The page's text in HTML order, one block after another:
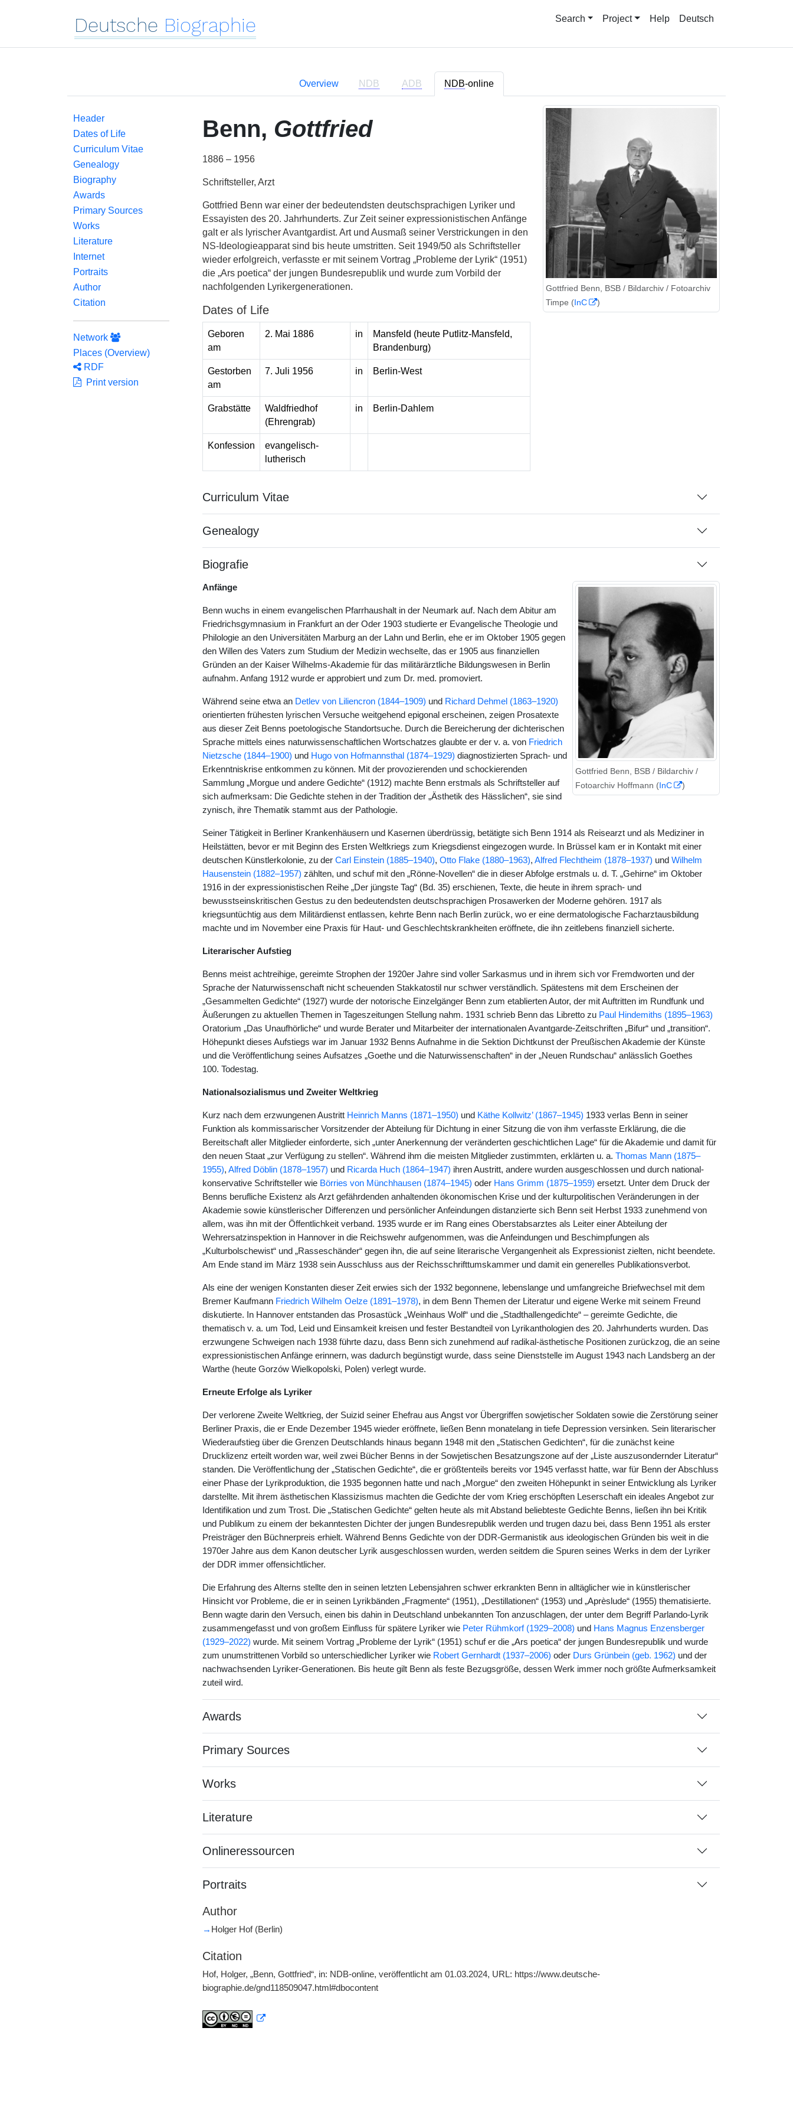
Deutsche Biographie Search Project Help Deutsch
Overview NDB ADB NDB-online
Header
Dates of Life
Curriculum Vitae
Genealogy
Biography
Awards
Primary Sources
Works
Literature
Internet
Portraits
Author
Citation
Network
Places (Overview)
RDF
Print version
Benn, Gottfried
1886 – 1956
Schriftsteller, Arzt
Gottfried Benn war einer der bedeutendsten deutschsprachigen Lyriker und
Essayisten des 20. Jahrhunderts. Zur Zeit seiner expressionistischen Anfänge
galt er als lyrischer Avantgardist. Art und Ausmaß seiner Verstrickungen in den
NS-Ideologieapparat sind bis heute umstritten. Seit 1949/50 als Schriftsteller
wieder erfolgreich, verfasste er mit seinem Vortrag „Probleme der Lyrik“ (1951)
die „Ars poetica“ der jungen Bundesrepublik und wurde zum Vorbild der
nachfolgenden Lyrikergenerationen.
Dates of Life
Geboren
am
2. Mai 1886 in
Mansfeld (heute Putlitz-Mansfeld,
Brandenburg)
Gestorben
am
7. Juli 1956 in Berlin-West
Grabstätte
Waldfriedhof
(Ehrengrab)
in Berlin-Dahlem
Konfession
evangelisch-
lutherisch
Gottfried Benn, BSB / Bildarchiv / Fotoarchiv
Timpe (InC )
Curriculum Vitae
Genealogy
Biografie
Gottfried Benn, BSB / Bildarchiv /
Fotoarchiv Hoffmann (InC )
Anfänge
Benn wuchs in einem evangelischen Pfarrhaushalt in der Neumark auf. Nach dem Abitur am
Friedrichsgymnasium in Frankfurt an der Oder 1903 studierte er Evangelische Theologie und
Philologie an den Universitäten Marburg an der Lahn und Berlin, ehe er im Oktober 1905 gegen
den Willen des Vaters zum Studium der Medizin wechselte, das er 1905 aus finanziellen
Gründen an der Kaiser Wilhelms-Akademie für das militärärztliche Bildungswesen in Berlin
aufnahm. Anfang 1912 wurde er approbiert und zum Dr. med. promoviert.
Während seine etwa an Detlev von Liliencron (1844–1909) und Richard Dehmel (1863–1920)
orientierten frühesten lyrischen Versuche weitgehend epigonal erscheinen, zeigen Prosatexte
aus dieser Zeit Benns poetologische Standortsuche. Durch die Bereicherung der dichterischen
Sprache mittels eines naturwissenschaftlichen Wortschatzes glaubte er der v. a. von Friedrich
Nietzsche (1844–1900) und Hugo von Hofmannsthal (1874–1929) diagnostizierten Sprach- und
Erkenntniskrise entkommen zu können. Mit der provozierenden und schockierenden
Sammlung „Morgue und andere Gedichte“ (1912) machte Benn erstmals als Schriftsteller auf
sich aufmerksam: Die Gedichte stehen in der Tradition der „Ästhetik des Hässlichen“, sie sind
zynisch, ihre Thematik stammt aus der Pathologie.
Seiner Tätigkeit in Berliner Krankenhäusern und Kasernen überdrüssig, betätigte sich Benn 1914 als Reisearzt und als Mediziner in
Heilstätten, bevor er mit Beginn des Ersten Weltkriegs zum Kriegsdienst eingezogen wurde. In Brüssel kam er in Kontakt mit einer
deutschen Künstlerkolonie, zu der Carl Einstein (1885–1940), Otto Flake (1880–1963), Alfred Flechtheim (1878–1937) und Wilhelm
Hausenstein (1882–1957) zählten, und schuf mit den „Rönne-Novellen“ die in dieser Abfolge erstmals u. d. T. „Gehirne“ im Oktober
1916 in der expressionistischen Reihe „Der jüngste Tag“ (Bd. 35) erschienen, Texte, die heute in ihrem sprach- und
bewusstseinskritischen Gestus zu den bedeutendsten deutschsprachigen Prosawerken der Moderne gehören. 1917 als
kriegsuntüchtig aus dem Militärdienst entlassen, kehrte Benn nach Berlin zurück, wo er eine dermatologische Facharztausbildung
machte und im November eine Praxis für Haut- und Geschlechtskrankheiten eröffnete, die ihn zeitlebens finanziell sicherte.
Literarischer Aufstieg
Benns meist achtreihige, gereimte Strophen der 1920er Jahre sind voller Sarkasmus und in ihrem sich vor Fremdworten und der
Sprache der Naturwissenschaft nicht scheuenden Stakkatostil nur schwer verständlich. Spätestens mit dem Erscheinen der
„Gesammelten Gedichte“ (1927) wurde der notorische Einzelgänger Benn zum etablierten Autor, der mit Auftritten im Rundfunk und
Äußerungen zu aktuellen Themen in Tageszeitungen Stellung nahm. 1931 schrieb Benn das Libretto zu Paul Hindemiths (1895–1963)
Oratorium „Das Unaufhörliche“ und wurde Berater und Mitarbeiter der internationalen Avantgarde-Zeitschriften „Bifur“ und „transition“.
Höhepunkt dieses Aufstiegs war im Januar 1932 Benns Aufnahme in die Sektion Dichtkunst der Preußischen Akademie der Künste
und die Veröffentlichung seines Aufsatzes „Goethe und die Naturwissenschaften“ in der „Neuen Rundschau“ anlässlich Goethes
100. Todestag.
Nationalsozialismus und Zweiter Weltkrieg
Kurz nach dem erzwungenen Austritt Heinrich Manns (1871–1950) und Käthe Kollwitz’ (1867–1945) 1933 verlas Benn in seiner
Funktion als kommissarischer Vorsitzender der Abteilung für Dichtung in einer Sitzung die von ihm verfasste Erklärung, die die
Bereitschaft aller Mitglieder einforderte, sich „unter Anerkennung der veränderten geschichtlichen Lage“ für die Akademie und damit für
den neuen Staat „zur Verfügung zu stellen“. Während ihm die meisten Mitglieder zustimmten, erklärten u. a. Thomas Mann (1875–
1955), Alfred Döblin (1878–1957) und Ricarda Huch (1864–1947) ihren Austritt, andere wurden ausgeschlossen und durch national-
konservative Schriftsteller wie Börries von Münchhausen (1874–1945) oder Hans Grimm (1875–1959) ersetzt. Unter dem Druck der
Benns berufliche Existenz als Arzt gefährdenden anhaltenden ökonomischen Krise und der kulturpolitischen Veränderungen in der
Akademie sowie künstlerischer Differenzen und persönlicher Anfeindungen distanzierte sich Benn seit Herbst 1933 zunehmend von
allem, was ihn mit der Öffentlichkeit verband. 1935 wurde er im Rang eines Oberstabsarztes als Leiter einer Abteilung der
Wehrersatzinspektion in Hannover in die Reichswehr aufgenommen, was die Anfeindungen und Beschimpfungen als
„Kulturbolschewist“ und „Rasseschänder“ gegen ihn, die auf seine literarische Vergangenheit als Expressionist zielten, nicht beendete.
Am Ende stand im März 1938 sein Ausschluss aus der Reichsschrifttumskammer und damit ein generelles Publikationsverbot.
Als eine der wenigen Konstanten dieser Zeit erwies sich der 1932 begonnene, lebenslange und umfangreiche Briefwechsel mit dem
Bremer Kaufmann Friedrich Wilhelm Oelze (1891–1978), in dem Benn Themen der Literatur und eigene Werke mit seinem Freund
diskutierte. In Hannover entstanden das Prosastück „Weinhaus Wolf“ und die „Stadthallengedichte“ – gereimte Gedichte, die
thematisch v. a. um Tod, Leid und Einsamkeit kreisen und fester Bestandteil von Lyrikanthologien des 20. Jahrhunderts wurden. Das
erzwungene Schweigen nach 1938 führte dazu, dass Benn sich zunehmend auf radikal-ästhetische Positionen zurückzog, die an seine
expressionistischen Anfänge erinnern, was dadurch begünstigt wurde, dass seine Dienststelle im August 1943 nach Landsberg an der
Warthe (heute Gorzów Wielkopolski, Polen) verlegt wurde.
Erneute Erfolge als Lyriker
Der verlorene Zweite Weltkrieg, der Suizid seiner Ehefrau aus Angst vor Übergriffen sowjetischer Soldaten sowie die Zerstörung seiner
Berliner Praxis, die er Ende Dezember 1945 wieder eröffnete, ließen Benn monatelang in tiefe Depression versinken. Sein literarischer
Wiederaufstieg über die Grenzen Deutschlands hinaus begann 1948 mit den „Statischen Gedichten“, für die zunächst keine
Drucklizenz erteilt worden war, weil zwei Bücher Benns in der Sowjetischen Besatzungszone auf der „Liste auszusondernder Literatur“
standen. Die Veröffentlichung der „Statischen Gedichte“, die er größtenteils bereits vor 1945 verfasst hatte, war für Benn der Abschluss
einer Phase der Lyrikproduktion, die 1935 begonnen hatte und nach „Morgue“ den zweiten Höhepunkt in seiner Entwicklung als Lyriker
darstellte. Mit ihrem ästhetischen Klassizismus machten die Gedichte der vom Krieg erschöpften Leserschaft ein ideales Angebot zur
Identifikation und zum Trost. Die „Statischen Gedichte“ gelten heute als mit Abstand beliebteste Gedichte Benns, ließen ihn bei Kritik
und Publikum zu einem der bekanntesten Dichter der jungen Bundesrepublik werden und trugen dazu bei, dass Benn 1951 als erster
Preisträger den Büchnerpreis erhielt. Während Benns Gedichte von der DDR-Germanistik aus ideologischen Gründen bis weit in die
1970er Jahre aus dem Kanon deutscher Lyrik ausgeschlossen wurden, werden seitdem die Spuren seines Werks in dem der Lyriker
der DDR immer offensichtlicher.
Die Erfahrung des Alterns stellte den in seinen letzten Lebensjahren schwer erkrankten Benn in alltäglicher wie in künstlerischer
Hinsicht vor Probleme, die er in seinen Lyrikbänden „Fragmente“ (1951), „Destillationen“ (1953) und „Aprèslude“ (1955) thematisierte.
Benn wagte darin den Versuch, einen bis dahin in Deutschland unbekannten Ton anzuschlagen, der unter dem Begriff Parlando-Lyrik
zusammengefasst und von großem Einfluss für spätere Lyriker wie Peter Rühmkorf (1929–2008) und Hans Magnus Enzensberger
(1929–2022) wurde. Mit seinem Vortrag „Probleme der Lyrik“ (1951) schuf er die „Ars poetica“ der jungen Bundesrepublik und wurde
zum unumstrittenen Vorbild so unterschiedlicher Lyriker wie Robert Gernhardt (1937–2006) oder Durs Grünbein (geb. 1962) und der
nachwachsenden Lyriker-Generationen. Bis heute gilt Benn als feste Bezugsgröße, dessen Werk immer noch größte Aufmerksamkeit
zuteil wird.
Awards
Primary Sources
Works
Literature
Onlineressourcen
Portraits
Author
→ Holger Hof (Berlin)
Citation
Hof, Holger, „Benn, Gottfried“, in: NDB-online, veröffentlicht am 01.03.2024, URL: https://www.deutsche-
biographie.de/gnd118509047.html#dbocontent